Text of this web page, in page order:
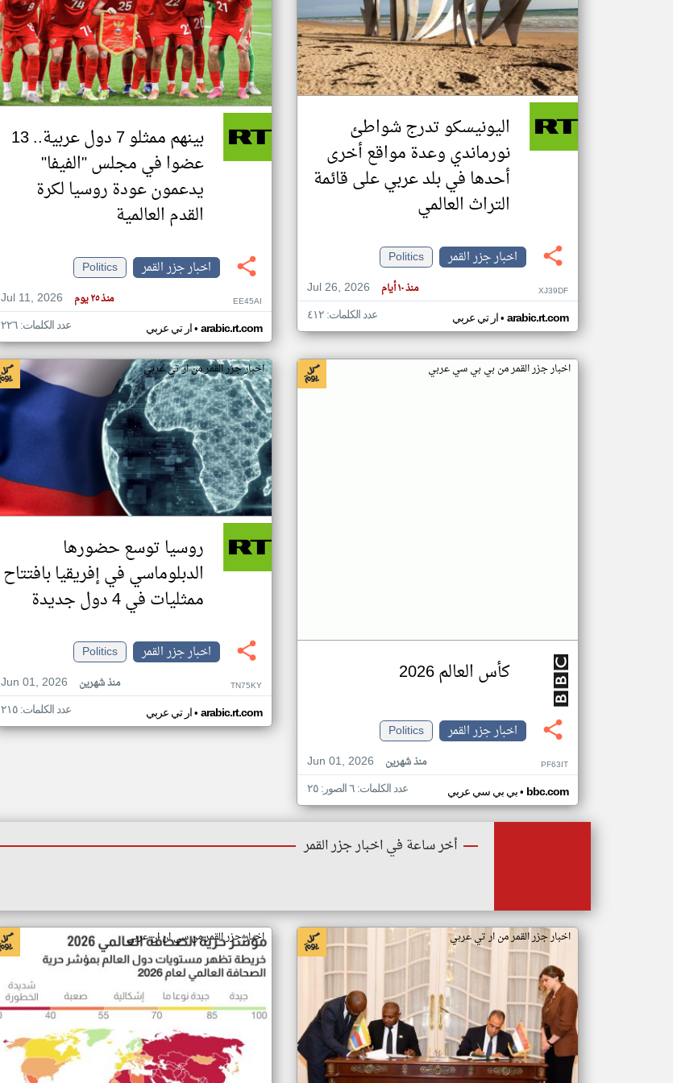
اليونيسكو تدرج شواطئ
نورماندي وعدة مواقع أخرى
أحدها في بلد عربي على قائمة
التراث العالمي
اخبار جزر القمر
Politics
Jul 26, 2026
منذ ١٠ أيام XJ39DF
ار تي عربي• arabic.rt.com عدد الكلمات: ٤١٢
بينهم ممثلو 7 دول عربية.. 13
عضوا في مجلس "الفيفا"
يدعمون عودة روسيا لكرة
القدم العالمية
اخبار جزر القمر
Politics
Jul 11, 2026
منذ ٢٥ يوم EE45AI
ار تي عربي• arabic.rt.com عدد الكلمات: ٢٢٦
اخبار جزر القمر من بي بي سي عربي
كأس العالم 2026
اخبار جزر القمر
Politics
Jun 01, 2026
منذ شهرين PF63IT
بي بي سي عربي• bbc.com عدد الكلمات: ٦ الصور: ٢٥
اخبار جزر القمر من ار تي عربي
روسيا توسع حضورها
الدبلوماسي في إفريقيا بافتتاح
ممثليات في 4 دول جديدة
اخبار جزر القمر
Politics
Jun 01, 2026
منذ شهرين TN75KY
ار تي عربي• arabic.rt.com عدد الكلمات: ٢١٥
أخر ساعة في اخبار جزر القمر
اخبار جزر القمر من ار تي عربي اخبار جزر القمر من سي ان ان عربي